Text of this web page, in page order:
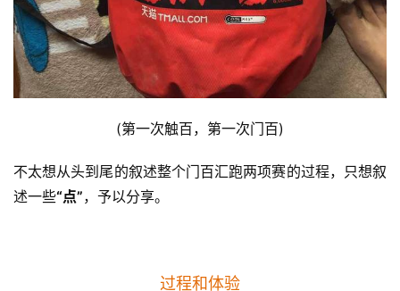
(第一次触百，第一次门百)
不太想从头到尾的叙述整个门百汇跑两项赛的过程，只想叙
述一些“点”，予以分享。
过程和体验